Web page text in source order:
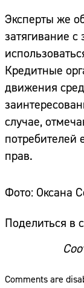
Эксперты же
затягивание
Кредитные
движения
случае,
потребителей
прав.
Фото: Оксана
Поделиться в
Comments are